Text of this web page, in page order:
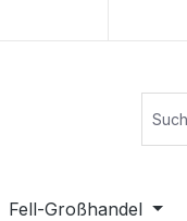
Fell-Großhandel